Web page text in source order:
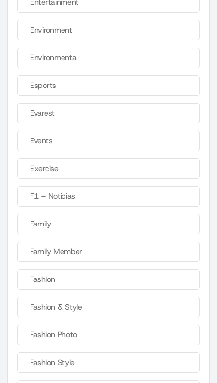
Entertainment
Environment
Environmental
Esports
Evarest
Events
Exercise
F1 – Noticias
Family
Family Member
Fashion
Fashion & Style
Fashion Photo
Fashion Style